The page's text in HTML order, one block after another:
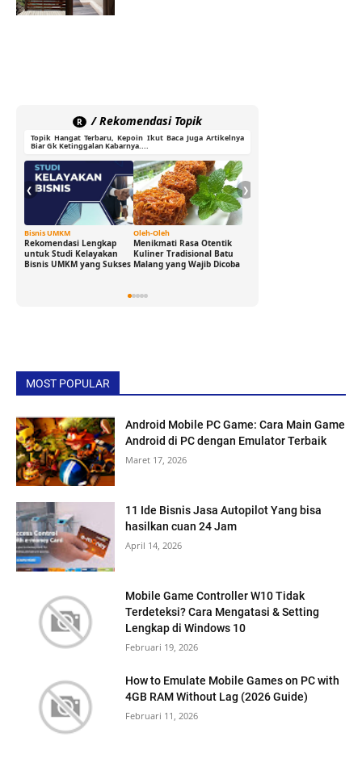
R / Rekomendasi Topik
Topik Hangat Terbaru, Kepoin Ikut Baca Juga Artikelnya
Biar Gk Ketinggalan Kabarnya....
Bisnis UMKM
Rekomendasi Lengkap
untuk Studi Kelayakan
Bisnis UMKM yang Sukses
Oleh-Oleh
Menikmati Rasa Otentik
Kuliner Tradisional Batu
Malang yang Wajib Dicoba
❮ ❯
MOST POPULAR
Android Mobile PC Game: Cara Main Game
Android di PC dengan Emulator Terbaik
Maret 17, 2026
11 Ide Bisnis Jasa Autopilot Yang bisa
hasilkan cuan 24 Jam
April 14, 2026
Mobile Game Controller W10 Tidak
Terdeteksi? Cara Mengatasi & Setting
Lengkap di Windows 10
Februari 19, 2026
How to Emulate Mobile Games on PC with
4GB RAM Without Lag (2026 Guide)
Februari 11, 2026